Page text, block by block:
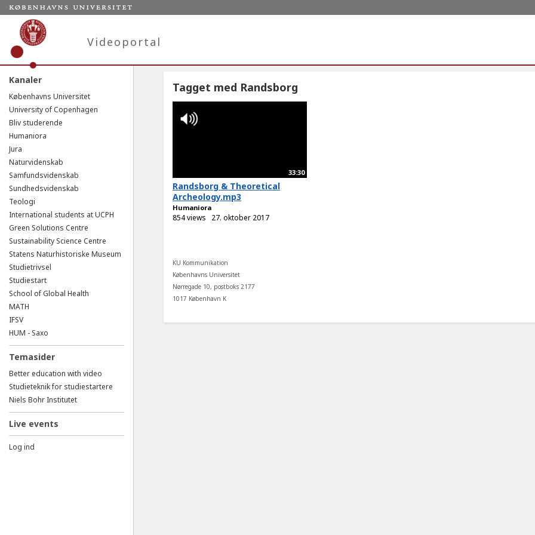
Videoportal
Kanaler
Københavns Universitet
University of Copenhagen
Bliv studerende
Humaniora
Jura
Naturvidenskab
Samfundsvidenskab
Sundhedsvidenskab
Teologi
International students at UCPH
Green Solutions Centre
Sustainability Science Centre
Statens Naturhistoriske Museum
Studietrivsel
Studiestart
School of Global Health
MATH
IFSV
HUM - Saxo
Temasider
Better education with video
Studieteknik for studiestartere
Niels Bohr Institutet
Live events
Log ind
Tagget med Randsborg
33:30
Randsborg & Theoretical
Archeology.mp3
Humaniora
854 views 27. oktober 2017
KU Kommunikation
Københavns Universitet
Nørregade 10, postboks 2177
1017 København K